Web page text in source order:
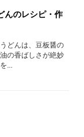
んのレシピ・作
どんは、豆板醤の
の香ばしさが絶妙
...